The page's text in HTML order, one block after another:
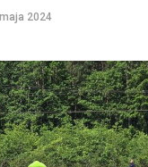
od rana, jednak
2024